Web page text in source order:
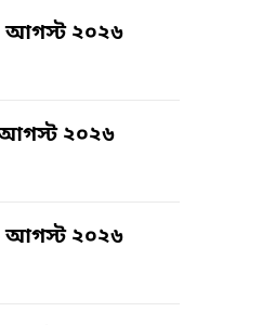
আগস্ট ২০২৬
২০২৬
আগস্ট ২০২৬